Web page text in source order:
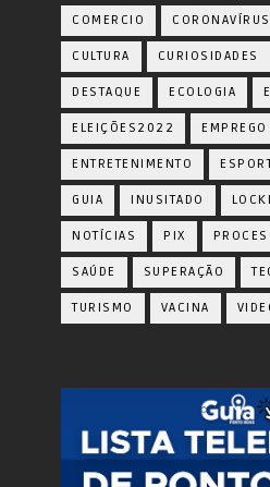
COMERCIO CORONAVÍRUS
CULTURA CURIOSIDADES
DESTAQUE ECOLOGIA
ELEIÇÕES2022 EMPREGO
ENTRETENIMENTO
GUIA INUSITADO
NOTÍCIAS PIX
SAÚDE SUPERAÇÃO
TURISMO VACINA